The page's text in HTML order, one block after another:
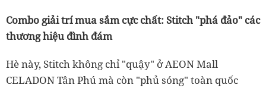
Combo giải trí mua sắm cực chất: Stitch "phá đảo" các
thương hiệu đình đám
Hè này, Stitch không chỉ "quậy" ở AEON Mall
CELADON Tân Phú mà còn "phủ sóng" toàn quốc